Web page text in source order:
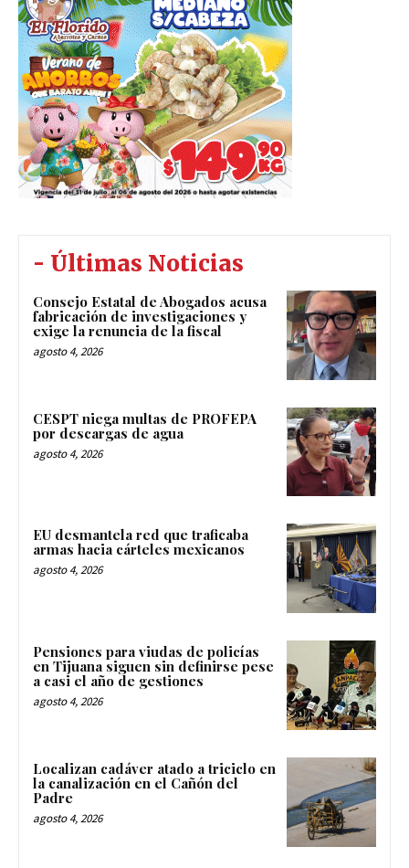
- Últimas Noticias
Consejo Estatal de Abogados acusa
fabricación de investigaciones y
exige la renuncia de la fiscal
agosto 4, 2026
CESPT niega multas de PROFEPA
por descargas de agua
agosto 4, 2026
EU desmantela red que traficaba
armas hacia cárteles mexicanos
agosto 4, 2026
Pensiones para viudas de policías
en Tijuana siguen sin definirse pese
a casi el año de gestiones
agosto 4, 2026
Localizan cadáver atado a triciclo en
la canalización en el Cañón del
Padre
agosto 4, 2026